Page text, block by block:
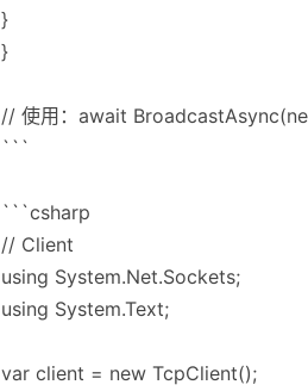
}
}
// 使用：await
```
```csharp
// Client
using System.Net.Sockets;
using System.Text;
var client = new TcpClient();